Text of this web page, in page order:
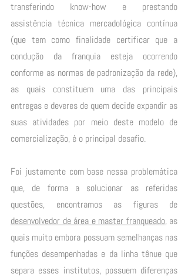
transferindo know-how e prestando
assistência técnica mercadológica contínua
(que tem como finalidade certificar que a
condução da franquia esteja ocorrendo
conforme as normas de padronização da rede),
as quais constituem uma das principais
entregas e deveres de quem decide expandir as
suas atividades por meio deste modelo de
comercialização, é o principal desafio.
Foi justamente com base nessa problemática
que, de forma a solucionar as referidas
desenvolvedor de área e master franqueado, as
quais muito embora possuam semelhanças nas
funções desempenhadas e da linha tênue que
separa esses institutos, possuem diferenças